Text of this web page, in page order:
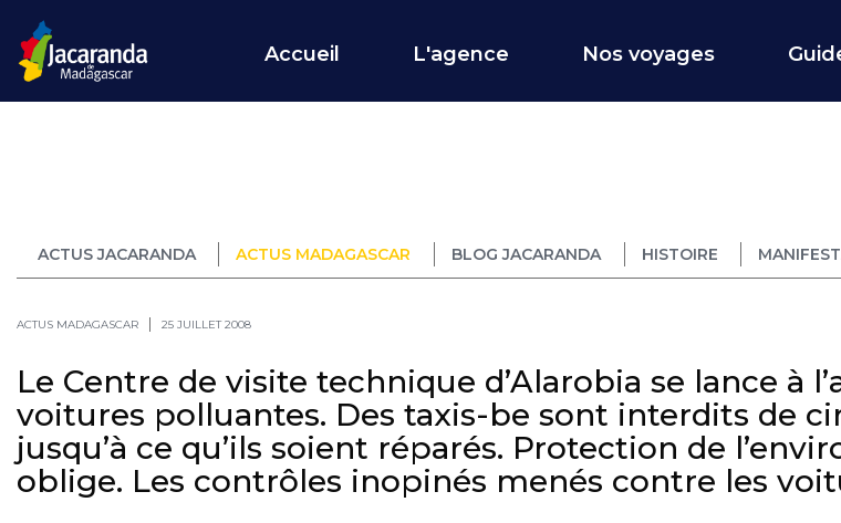
Accueil L'agence Nos voyages
ACTUS JACARANDA ACTUS MADAGASCAR BLOG JACARANDA HISTOIRE
ACTUS MADAGASCAR 25 JUILLET 2008
Le Centre de visite technique d’Alarobia se lance à
voitures polluantes. Des taxis-be sont interdits de
jusqu’à ce qu’ils soient réparés. Protection de
oblige. Les contrôles inopinés menés contre les